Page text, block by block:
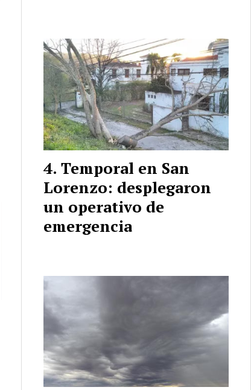
Temporal en San
Lorenzo: desplegaron
un operativo de
emergencia